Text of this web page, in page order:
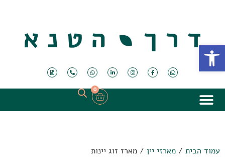
פתח סרגל נגישות
0
עמוד הבית / מארזי יין / מארז זוג יינות